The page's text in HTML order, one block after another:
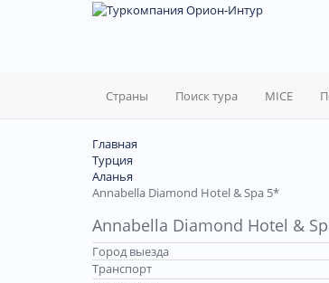
Страны Поиск тура MICE
Главная
Турция
Аланья
Annabella Diamond Hotel & Spa 5*
Annabella Diamond Hotel &
Город выезда
Транспорт